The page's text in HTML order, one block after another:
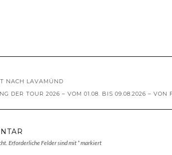
NACH LAVAMÜND
DER TOUR 2026 – VOM 01.08. BIS 09.08.2026 – VON
Erforderliche Felder sind mit *markiert